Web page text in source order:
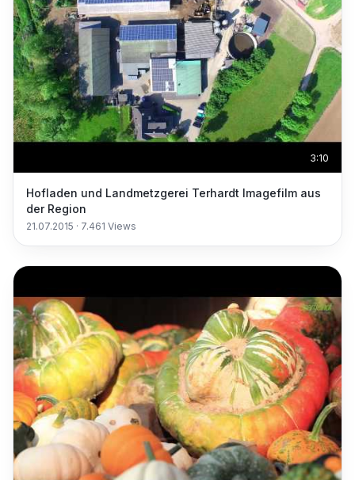
3:10
Hofladen und Landmetzgerei Terhardt Imagefilm aus
der Region
21.07.2015 · 7.461 Views